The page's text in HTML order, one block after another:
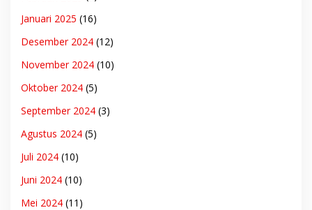
Januari 2025 (16)
Desember 2024 (12)
November 2024 (10)
Oktober 2024 (5)
September 2024 (3)
Agustus 2024 (5)
Juli 2024 (10)
Juni 2024 (10)
Mei 2024 (11)